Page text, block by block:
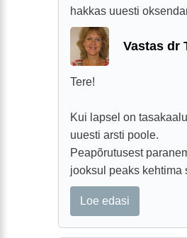
hakkas uuesti
Vastas dr
Tere!
Kui lapsel on
uuesti arsti poole.
Peapõrutusest
jooksul peaks kehtima
Loe edasi